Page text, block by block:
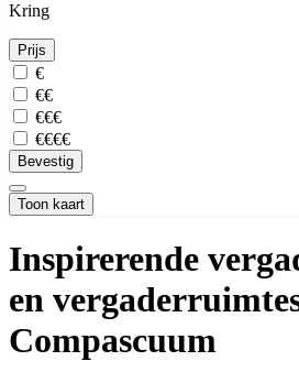
Kring
Prijs
€
€€
€€€
€€€€
Bevestig
Toon kaart
Inspirerende
en
Compascuum